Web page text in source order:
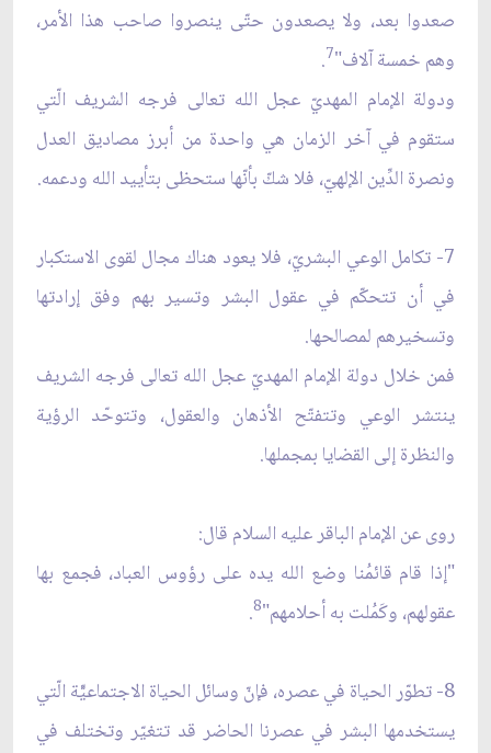
صعدوا بعد، ولا يصعدون حتّى ينصروا صاحب هذا الأمر،
وهم خمسة آلاف"7
.
ودولة الإمام المهديّ عجل الله تعالى فرجه الشريف الّتي
ستقوم في آخر الزمان هي واحدة من أبرز مصاديق العدل
ونصرة الدِّين الإلهيّ، فلا شكّ بأنّها ستحظى بتأييد الله ودعمه.
7- تكامل الوعي البشريّ، فلا يعود هناك مجال لقوى الاستكبار
في أن تتحكّم في عقول البشر وتسير بهم وفق إرادتها
وتسخيرهم لمصالحها.
فمن خلال دولة الإمام المهديّ عجل الله تعالى فرجه الشريف
ينتشر الوعي وتتفتّح الأذهان والعقول، وتتوحّد الرؤية
والنظرة إلى القضايا بمجملها.
روى عن الإمام الباقر عليه السلام قال:
"إذا قام قائمُنا وضع الله يده على رؤوس العباد، فجمع بها
عقولهم، وكَمُلت به أحلامهم"8
.
8- تطوّر الحياة في عصره، فإنّ وسائل الحياة الاجتماعيّّة الّتي
يستخدمها البشر في عصرنا الحاضر قد تتغيّر وتختلف في